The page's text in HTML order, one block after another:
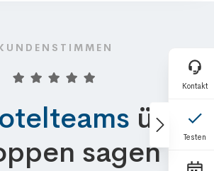
über
sagen